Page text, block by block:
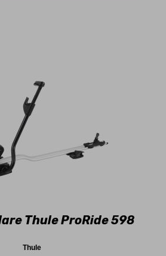
Thule ProRide 598
Thule